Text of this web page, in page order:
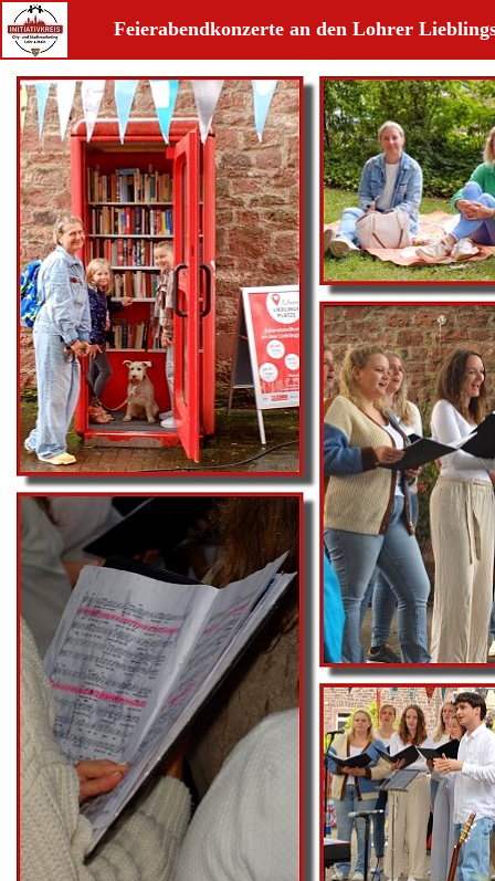
Feierabendkonzerte an den Lohrer